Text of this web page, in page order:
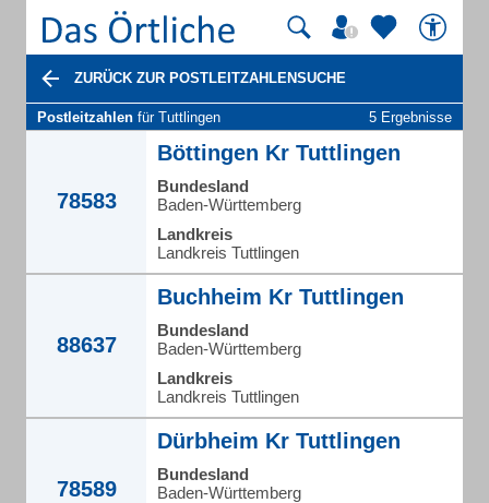
ZURÜCK ZUR POSTLEITZAHLENSUCHE
Postleitzahlen für Tuttlingen 5 Ergebnisse
78583
Böttingen Kr Tuttlingen
Bundesland
Baden-Württemberg
Landkreis
Landkreis Tuttlingen
88637
Buchheim Kr Tuttlingen
Bundesland
Baden-Württemberg
Landkreis
Landkreis Tuttlingen
78589
Dürbheim Kr Tuttlingen
Bundesland
Baden-Württemberg